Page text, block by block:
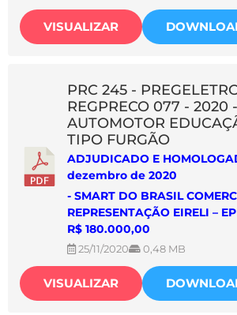
VISUALIZAR
PRC 245 -
REGPRECO 077 - 2020
AUTOMOTOR
TIPO FURGÃO
ADJUDICADO E
dezembro de 2020
- SMART DO BRASIL
REPRESENTAÇÃO EIRELI –
R$ 180.000,00
25/11/2020 0,48 MB
VISUALIZAR